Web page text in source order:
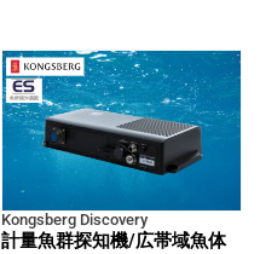
Kongsberg Discovery
計量魚群探知機/広帯域魚体